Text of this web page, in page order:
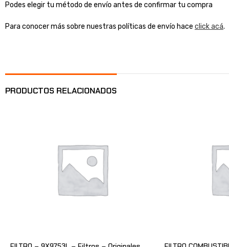
Podes elegir tu método de envío antes de confirmar tu compra
Para conocer más sobre nuestras políticas de envío hace click acá.
PRODUCTOS RELACIONADOS